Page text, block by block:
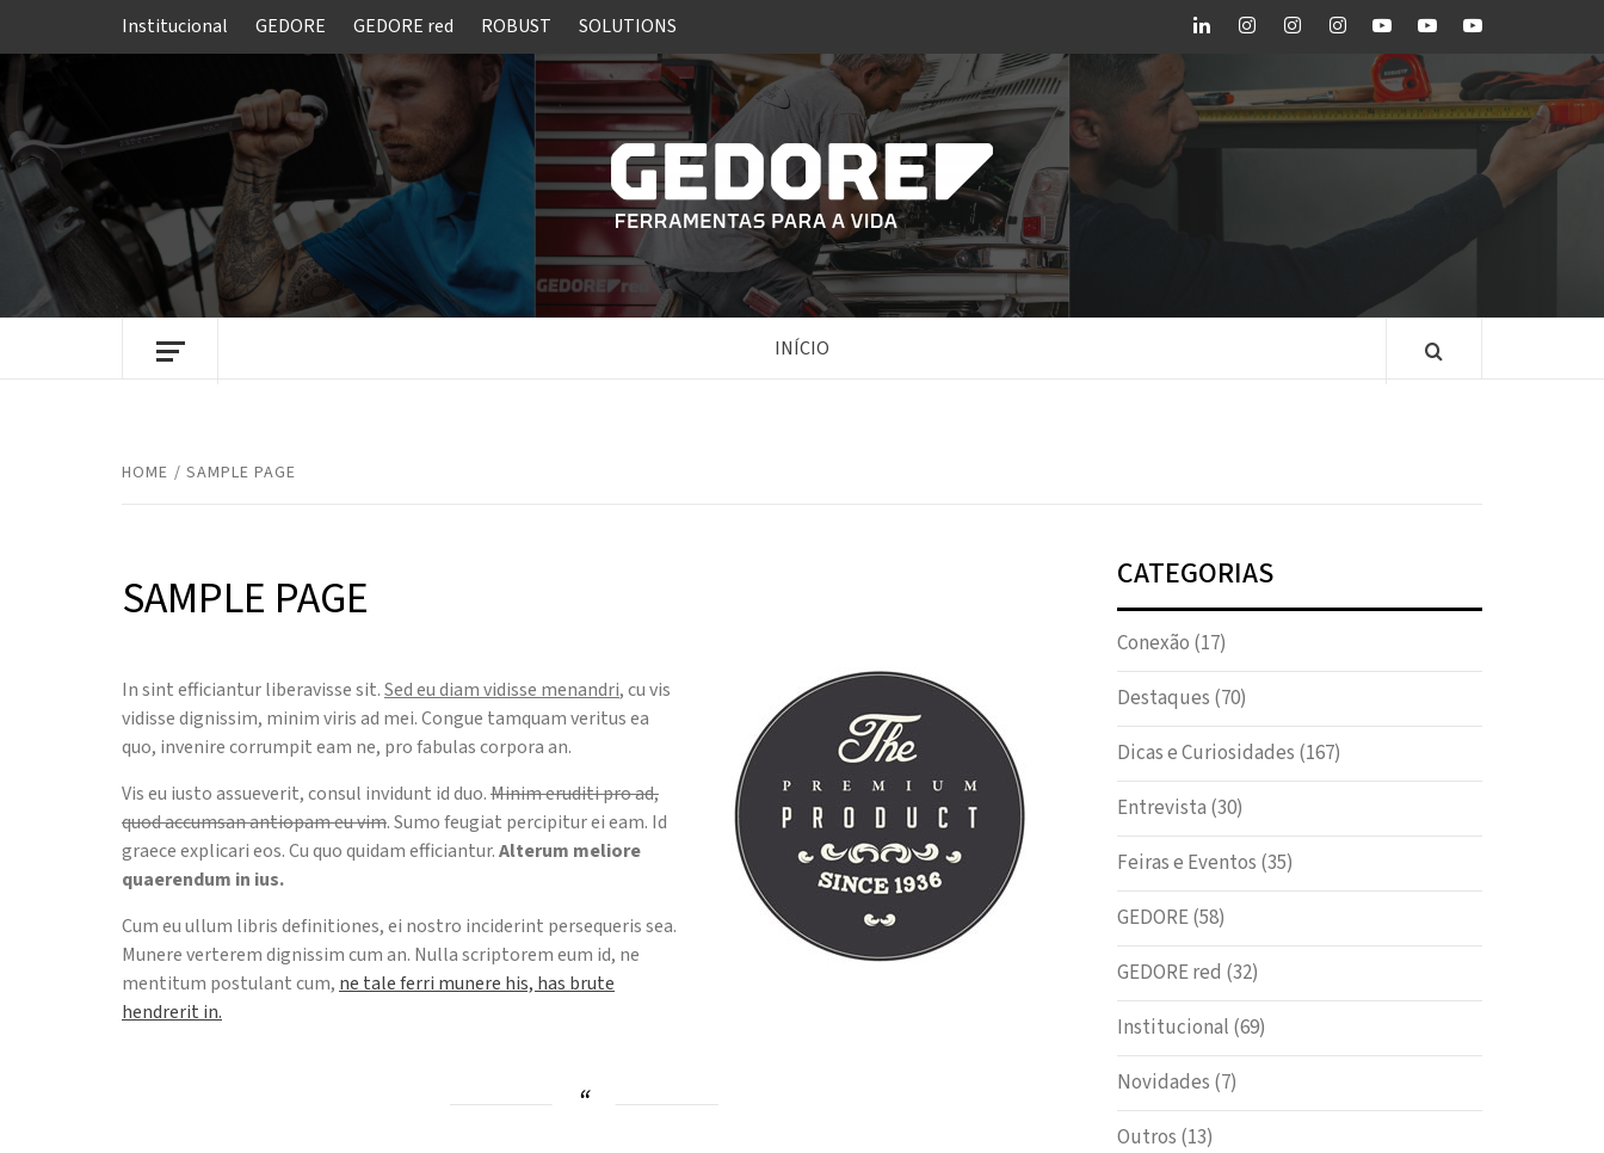
Institucional GEDORE GEDORE red ROBUST SOLUTIONS LinkedInInstagramInstagram
red
Instagram
ROBUST
Youtube
GEDORE
Youtube
GEDORE
red
Youtube
ROBUST
BLOG GEDORE
BRASIL
FERRAMENTAS GEDORE DO BRASIL
INÍCIO
HOME SAMPLE PAGE
SAMPLE PAGE
In sint efficiantur liberavisse sit.Sed eu diam vidisse menandri, cu vis
vidisse dignissim, minim viris ad mei. Congue tamquam veritus ea
quo, invenire corrumpit eam ne, pro fabulas corpora an.
Vis eu iusto assueverit, consul invidunt id duo.Minim eruditi pro ad,
quod accumsan antiopam eu vim. Sumo feugiat percipitur ei eam. Id
graece explicari eos. Cu quo quidam efficiantur.Alterum meliore
quaerendum in ius.
Cum eu ullum libris definitiones, ei nostro inciderint persequeris sea.
Munere verterem dignissim cum an. Nulla scriptorem eum id, ne
mentitum postulant cum, ne tale ferri munere his, has brute
hendrerit in.
CATEGORIAS
Conexão (17)
Destaques (70)
Dicas e Curiosidades (167)
Entrevista (30)
Feiras e Eventos (35)
GEDORE(58)
GEDORE red (32)
Institucional (69)
Novidades (7)
Outros (13)